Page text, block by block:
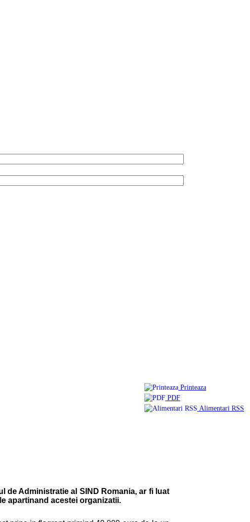
Printeaza
PDF
Alimentari RSS
de Administratie al SIND Romania, ar fi luat
apartinand acestei organizatii.